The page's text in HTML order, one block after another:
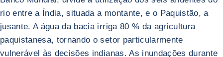
rio entre a Índia, situada a montante, e o Paquistão, a
jusante. A água da bacia irriga 80 % da agricultura
paquistanesa, tornando o setor particularmente
vulnerável às decisões indianas. As inundações durante